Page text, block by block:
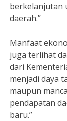
berkelanjutan
daerah.”
Manfaat
juga terlihat
dari
menjadi daya
maupun
pendapatan
baru.”